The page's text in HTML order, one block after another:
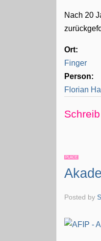
Nach 20
Ort:
Finger
Person:
Florian
PLACE
Posted by